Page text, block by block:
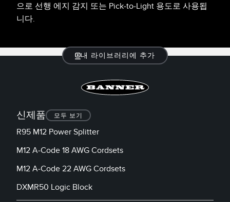
슬롯, 라벨, 영역 감지 센서
온도 및 진동 센서
Condition Monitoring Sensors
Wireless Condition Monitoring Sensors
Vibration Sensors
탱크 수위 모니터링
세척
으로 선행 에지 감지 또는 Pick-to-Light 용도로 사용됩
니다.
내 라이브러리에 추가
신제품 모두 보기
R95 M12 Power Splitter
M12 A-Code 18 AWG Cordsets
M12 A-Code 22 AWG Cordsets
DXMR50 Logic Block